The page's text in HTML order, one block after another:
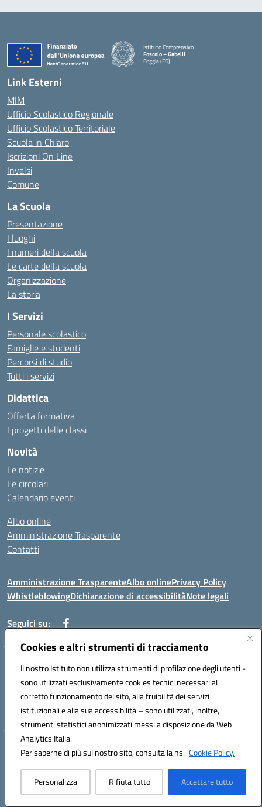
Cookies e altri strumenti di tracciamento
Il nostro Istituto non utilizza strumenti di profilazione degli utenti -
sono utilizzati esclusivamente cookies tecnici necessari al
corretto funzionamento del sito, alla fruibilità dei servizi
istituzionali e alla sua accessibilità – sono utilizzati, inoltre,
strumenti statistici anonimizzati messi a disposizione da Web
Analytics Italia.
Per saperne di più sul nostro sito, consulta la ns. Cookie Policy.
Personalizza Rifiuta tutto Accettare tutto
Istituto Comprensivo
Foscolo – Gabelli
Foggia (FG)
— Visita la pagina iniziale della scuola
Link Esterni
MIM
Ufficio Scolastico Regionale
Ufficio Scolastico Territoriale
Scuola in Chiaro
Iscrizioni On Line
Invalsi
Comune
La Scuola
Presentazione
I luoghi
I numeri della scuola
Le carte della scuola
Organizzazione
La storia
I Servizi
Personale scolastico
Famiglie e studenti
Percorsi di studio
Tutti i servizi
Didattica
Offerta formativa
I progetti delle classi
Novità
Le notizie
Le circolari
Calendario eventi
Albo online
Amministrazione Trasparente
Contatti
Amministrazione TrasparenteAlbo onlinePrivacy Policy
WhistleblowingDichiarazione di accessibilitàNote legali
Seguici su:
Telefono: 0881814875
Mail: fgic86100g@istruzione.it PEC: fgic86100g@pec.istruzione.it
Codice univoco ufficio: UF0Y26 Codice IPA: istsc_fgic86100g
Codice meccanografico: FGIC86100G
Codice fiscale: 80030630711
Hosting & Powered by 3D Solution S.r.l.
Concept & Design by Designers Italia